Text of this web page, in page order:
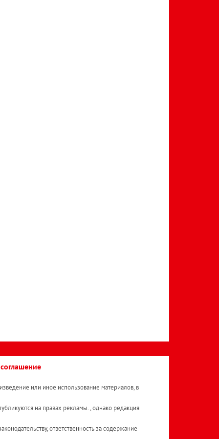
или иное использование материалов, в
на правах рекламы. , однако редакция
ответственность за содержание